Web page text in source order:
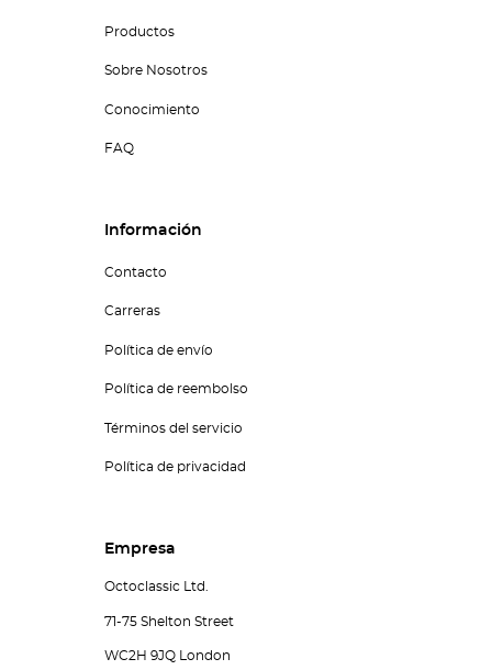
Productos
Sobre Nosotros
Conocimiento
FAQ
Información
Contacto
Carreras
Política de envío
Política de reembolso
Términos del servicio
Política de privacidad
Empresa
Octoclassic Ltd.
71-75 Shelton Street
WC2H 9JQ London